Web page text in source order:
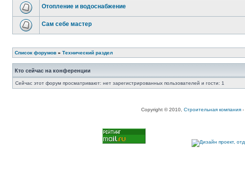
Отопление и водоснабжение
Сам себе мастер
Список форумов » Технический раздел
Кто сейчас на конференции
Сейчас этот форум просматривают: нет зарегистрированных пользователей и гости: 1
Copyright © 2010, Строительная компания -